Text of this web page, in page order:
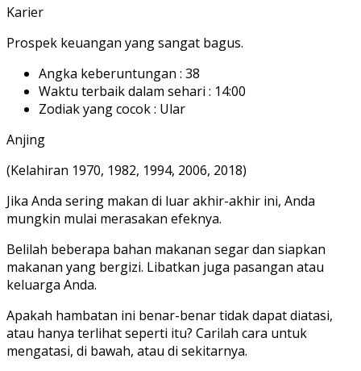
Karier
Prospek keuangan yang sangat bagus.
Angka keberuntungan : 38
Waktu terbaik dalam sehari : 14:00
Zodiak yang cocok : Ular
Anjing
(Kelahiran 1970, 1982, 1994, 2006, 2018)
Jika Anda sering makan di luar akhir-akhir ini, Anda
mungkin mulai merasakan efeknya.
Belilah beberapa bahan makanan segar dan siapkan
makanan yang bergizi. Libatkan juga pasangan atau
keluarga Anda.
Apakah hambatan ini benar-benar tidak dapat diatasi,
atau hanya terlihat seperti itu? Carilah cara untuk
mengatasi, di bawah, atau di sekitarnya.